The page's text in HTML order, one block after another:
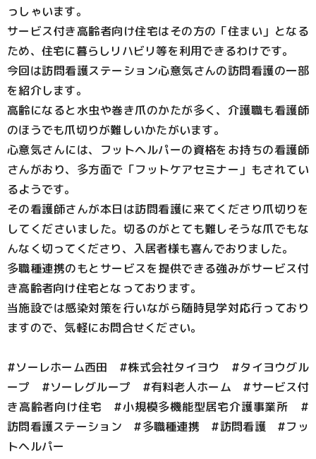
っしゃいます。
サービス付き高齢者向け住宅はその方の「住まい」となる
ため、住宅に暮らしリハビリ等を利用できるわけです。
今回は訪問看護ステーション心意気さんの訪問看護の一部
を紹介します。
高齢になると水虫や巻き爪のかたが多く、介護職も看護師
のほうでも爪切りが難しいかたがいます。
心意気さんには、フットヘルパーの資格をお持ちの看護師
さんがおり、多方面で「フットケアセミナー」もされてい
るようです。
その看護師さんが本日は訪問看護に来てくださり爪切りを
してくださいました。切るのがとても難しそうな爪でもな
んなく切ってくださり、入居者様も喜んでおりました。
多職種連携のもとサービスを提供できる強みがサービス付
き高齢者向け住宅となっております。
当施設では感染対策を行いながら随時見学対応行っており
ますので、気軽にお問合せください。
#ソーレホーム西田 #株式会社タイヨウ #タイヨウグル
ープ #ソーレグループ #有料老人ホーム #サービス付
き高齢者向け住宅 #小規模多機能型居宅介護事業所 #
訪問看護ステーション #多職種連携 #訪問看護 #フッ
トヘルパー